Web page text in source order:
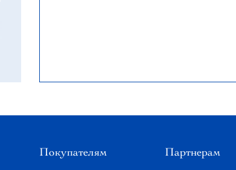
Покупателям Партнерам